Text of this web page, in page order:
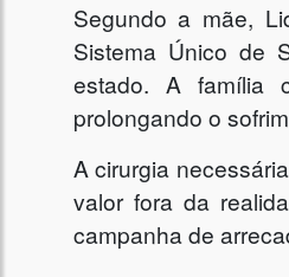
Segundo a mãe,
Sistema Único de
estado. A família
prolongando o
A cirurgia
valor fora da
campanha de